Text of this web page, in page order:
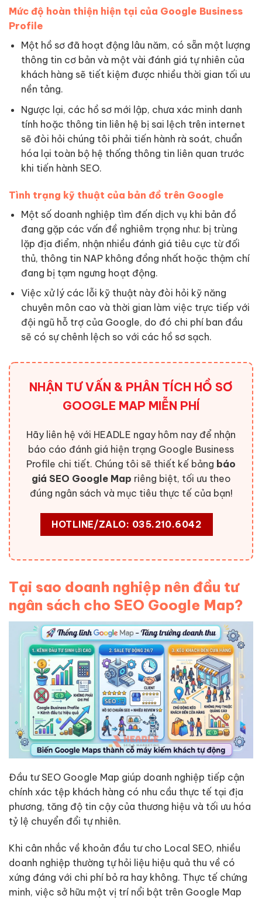
Mức độ hoàn thiện hiện tại của Google Business
Profile
Một hồ sơ đã hoạt động lâu năm, có sẵn một lượng
thông tin cơ bản và một vài đánh giá tự nhiên của
khách hàng sẽ tiết kiệm được nhiều thời gian tối ưu
nền tảng.
Ngược lại, các hồ sơ mới lập, chưa xác minh danh
tính hoặc thông tin liên hệ bị sai lệch trên internet
sẽ đòi hỏi chúng tôi phải tiến hành rà soát, chuẩn
hóa lại toàn bộ hệ thống thông tin liên quan trước
khi tiến hành SEO.
Tình trạng kỹ thuật của bản đồ trên Google
Một số doanh nghiệp tìm đến dịch vụ khi bản đồ
đang gặp các vấn đề nghiêm trọng như: bị trùng
lặp địa điểm, nhận nhiều đánh giá tiêu cực từ đối
thủ, thông tin NAP không đồng nhất hoặc thậm chí
đang bị tạm ngưng hoạt động.
Việc xử lý các lỗi kỹ thuật này đòi hỏi kỹ năng
chuyên môn cao và thời gian làm việc trực tiếp với
đội ngũ hỗ trợ của Google, do đó chi phí ban đầu
sẽ có sự chênh lệch so với các hồ sơ sạch.
NHẬN TƯ VẤN & PHÂN TÍCH HỒ SƠ
GOOGLE MAP MIỄN PHÍ
Hãy liên hệ với HEADLE ngay hôm nay để nhận
báo cáo đánh giá hiện trạng Google Business
Profile chi tiết. Chúng tôi sẽ thiết kế bảng báo
giá SEO Google Map riêng biệt, tối ưu theo
đúng ngân sách và mục tiêu thực tế của bạn!
HOTLINE/ZALO: 035.210.6042
Tại sao doanh nghiệp nên đầu tư
ngân sách cho SEO Google Map?
Đầu tư SEO Google Map giúp doanh nghiệp tiếp cận
chính xác tệp khách hàng có nhu cầu thực tế tại địa
phương, tăng độ tin cậy của thương hiệu và tối ưu hóa
tỷ lệ chuyển đổi tự nhiên.
Khi cân nhắc về khoản đầu tư cho Local SEO, nhiều
doanh nghiệp thường tự hỏi liệu hiệu quả thu về có
xứng đáng với chi phí bỏ ra hay không. Thực tế chứng
minh, việc sở hữu một vị trí nổi bật trên Google Map